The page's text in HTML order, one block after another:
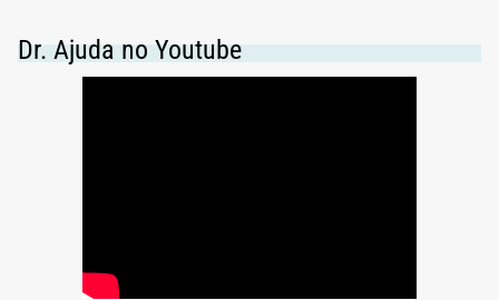
Dr. Ajuda no Youtube